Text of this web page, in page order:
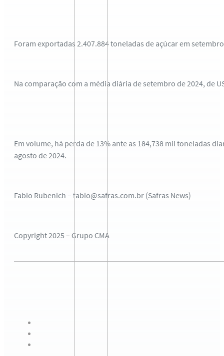
Foram exportadas 2.407.884 toneladas de açúcar em
Na comparação com a média diária de setembro de 2024, de
Em volume, há perda de 13% ante as 184,738 mil toneladas
agosto de 2024.
Fabio Rubenich – fabio@safras.com.br (Safras News)
Copyright 2025 – Grupo CMA